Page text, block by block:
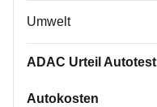
Umwelt
ADAC Urteil Autotest
Autokosten